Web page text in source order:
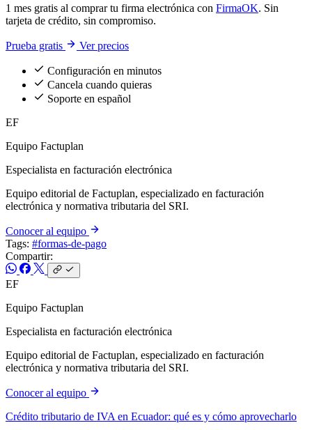
1 mes gratis al comprar tu firma electrónica con FirmaOK. Sin
tarjeta de crédito, sin compromiso.
Prueba gratis Ver precios
Configuración en minutos
Cancela cuando quieras
Soporte en español
EF
Equipo Factuplan
Especialista en facturación electrónica
Equipo editorial de Factuplan, especializado en facturación
electrónica y normativa tributaria del SRI.
Conocer al equipo
Tags: #formas-de-pago
Compartir:
EF
Equipo Factuplan
Especialista en facturación electrónica
Equipo editorial de Factuplan, especializado en facturación
electrónica y normativa tributaria del SRI.
Conocer al equipo
Crédito tributario de IVA en Ecuador: qué es y cómo aprovecharlo